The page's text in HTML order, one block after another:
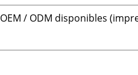
OEM / ODM disponibles